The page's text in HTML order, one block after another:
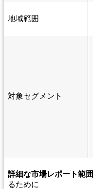
地域範囲
対象セグメント
詳細な市場レポート範囲
るために